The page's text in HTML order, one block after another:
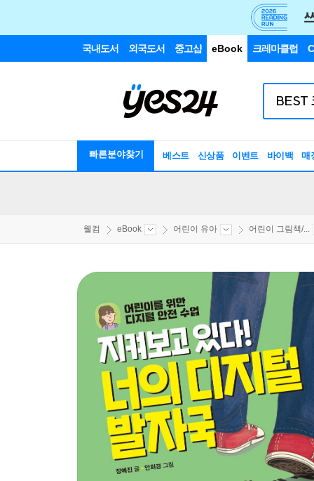
국내도서 외국도서 중고샵 eBook 크레마클럽
빠른분야찾기 베스트 신상품 이벤트 바이백 매
웰컴 eBook 어린이 유아 어린이 그림책/...